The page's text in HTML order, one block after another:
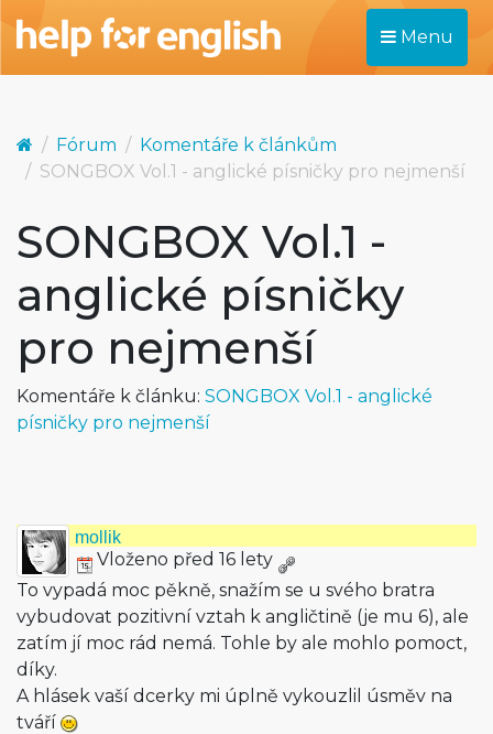
Menu
Fórum
Komentáře k článkům
SONGBOX Vol.1 - anglické písničky pro nejmenší
SONGBOX Vol.1 -
anglické písničky
pro nejmenší
Komentáře k článku: SONGBOX Vol.1 - anglické
písničky pro nejmenší
mollik
Vloženo před 16 lety
To vypadá moc pěkně, snažím se u svého bratra
vybudovat pozitivní vztah k angličtině (je mu 6), ale
zatím jí moc rád nemá. Tohle by ale mohlo pomoct,
díky.
A hlásek vaší dcerky mi úplně vykouzlil úsměv na
tváří